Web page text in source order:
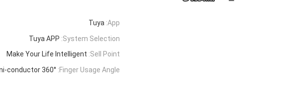
App:
Tuya
System Selection:
Tuya APP
Sell Point:
Make Your Life Intelligent
Finger Usage Angle:
360° Seamless Fingerprint Semi-conductor